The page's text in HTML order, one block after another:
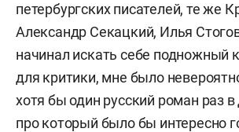
петербургских писателей, те же
Александр Секацкий, Илья
начинал искать себе подножный
для критики, мне было
хотя бы один русский роман раз в
про который было бы интересно